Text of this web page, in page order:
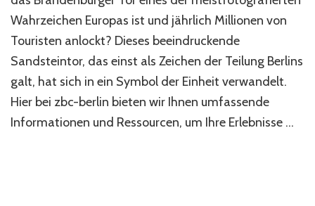
Brandenburger
Tor?
Wahrzeichen Europas ist und jährlich Millionen von
Touristen anlockt? Dieses beeindruckende
Sandsteintor, das einst als Zeichen der Teilung Berlins
galt, hat sich in ein Symbol der Einheit verwandelt.
Hier bei zbc-berlin bieten wir Ihnen umfassende
Informationen und Ressourcen, um Ihre Erlebnisse …